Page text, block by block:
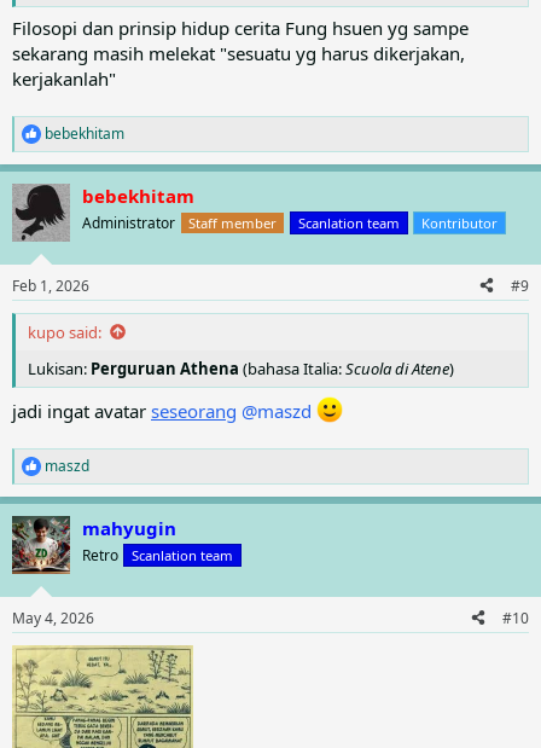
Filosopi dan prinsip hidup cerita Fung hsuen yg sampe
sekarang masih melekat "sesuatu yg harus dikerjakan,
kerjakanlah"
R
e
a
c
t
i
s
:
bebekhitam
bebekhitam
Administrator Staff member Scanlation team Kontributor
Feb 1, 2026 #9
kupo said:
Lukisan: Perguruan Athena (bahasa Italia:Scuola di Atene)
jadi ingat avatar seseorang @maszd
R
e
a
c
t
i
n
s
:
maszd
mahyugin
Retro Scanlation team
May 4, 2026 #10